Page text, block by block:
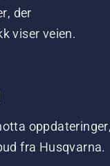
der
viser veien.
oppdateringer,
fra Husqvarna.